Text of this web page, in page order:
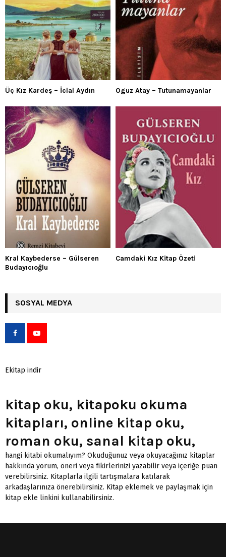
Üç Kız Kardeş – İclal Aydın Oguz Atay – Tutunamayanlar
Kral Kaybederse – Gülseren
Budayıcıoğlu
Camdaki Kız Kitap Özeti
SOSYAL MEDYA
Ekitap indir
kitap oku, kitapoku okuma
kitapları, online kitap oku,
roman oku, sanal kitap oku,
hangi kitabi okumalıyım? Okuduğunuz veya okuyacağınız kitaplar
hakkında yorum, öneri veya fikirlerinizi yazabilir veya içeriğe puan
verebilirsiniz. Kitaplarla ilgili tartışmalara katılarak
arkadaşlarınıza önerebilirsiniz. Kitap eklemek ve paylaşmak için
kitap ekle linkini kullanabilirsiniz.